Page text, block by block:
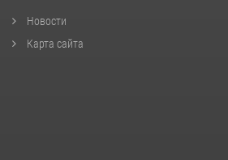
Новости
Карта сайта